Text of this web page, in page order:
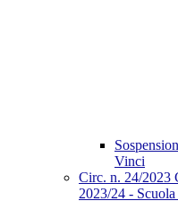
Vinci
Circ. n. 24/2023
2023/24 -